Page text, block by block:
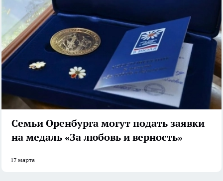
Семьи Оренбурга могут подать заявки
на медаль «За любовь и верность»
17 марта